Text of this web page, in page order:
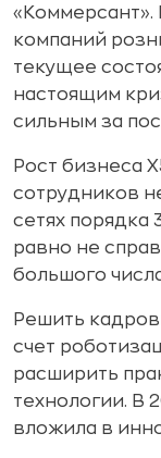
компаний
текущее
настоящим
сильным за
Рост бизнеса
сотрудников
сетях порядка
равно не
большого
Решить
счет
расширить
технологии. В
вложила в